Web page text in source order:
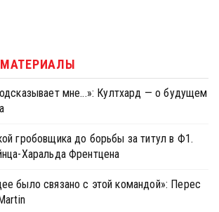
мне...»: Култхард — о будущем
гробовщика до борьбы за титул в Ф1.
Харальда Френтцена
было связано с этой командой»: Перес